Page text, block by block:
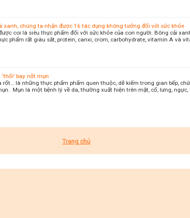
xanh, chúng ta nhận được 16 tác dụng không tưởng đối với sức khỏe
coi là siêu thực phẩm đối với sức khỏe của con người. Bông cải
phẩm rất giàu sắt, protein, canxi, crom, carbohydrate, vitamin A và
bay nốt mụn
rốt… là những thực phẩm phẩm quen thuộc, dễ kiếm trong gian bếp,
Mụn là một bệnh lý về da, thường xuất hiện trên mặt, cổ, lưng, ngực,
Trang chủ